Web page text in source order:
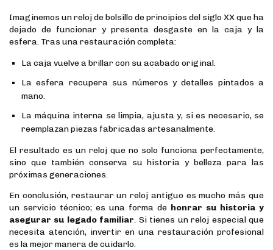
Imaginemos un reloj de bolsillo de principios del siglo XX que ha
dejado de funcionar y presenta desgaste en la caja y la
esfera. Tras una restauración completa:
La caja vuelve a brillar con su acabado original.
La esfera recupera sus números y detalles pintados a
mano.
La máquina interna se limpia, ajusta y, si es necesario, se
reemplazan piezas fabricadas artesanalmente.
El resultado es un reloj que no solo funciona perfectamente,
sino que también conserva su historia y belleza para las
próximas generaciones.
En conclusión, restaurar un reloj antiguo es mucho más que
un servicio técnico; es una forma de honrar su historia y
asegurar su legado familiar. Si tienes un reloj especial que
necesita atención, invertir en una restauración profesional
es la mejor manera de cuidarlo.